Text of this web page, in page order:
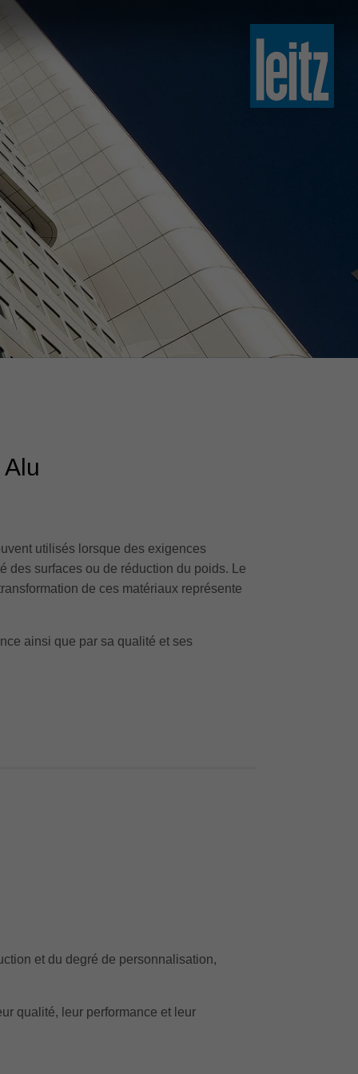
english
english
türkçe
english
tiếng việt
中文
ไทย
yкраїнська
utilisés lorsque des exigences
des surfaces ou de réduction du poids. Le
de ces matériaux représente
ainsi que par sa qualité et ses
et du degré de personnalisation,
qualité, leur performance et leur